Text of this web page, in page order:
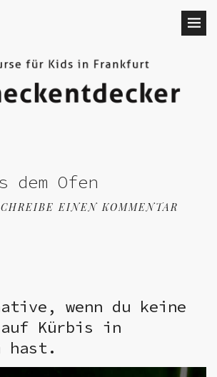
dem Ofen
EINEN KOMMENTAR
wenn du keine
auf Kürbis in
hast.